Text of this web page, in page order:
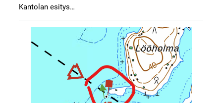
Kantolan esitys…